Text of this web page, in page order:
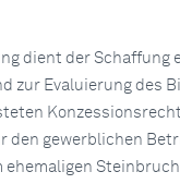
dient der Schaffung
zur Evaluierung des
den gewerblichen
ehemaligen